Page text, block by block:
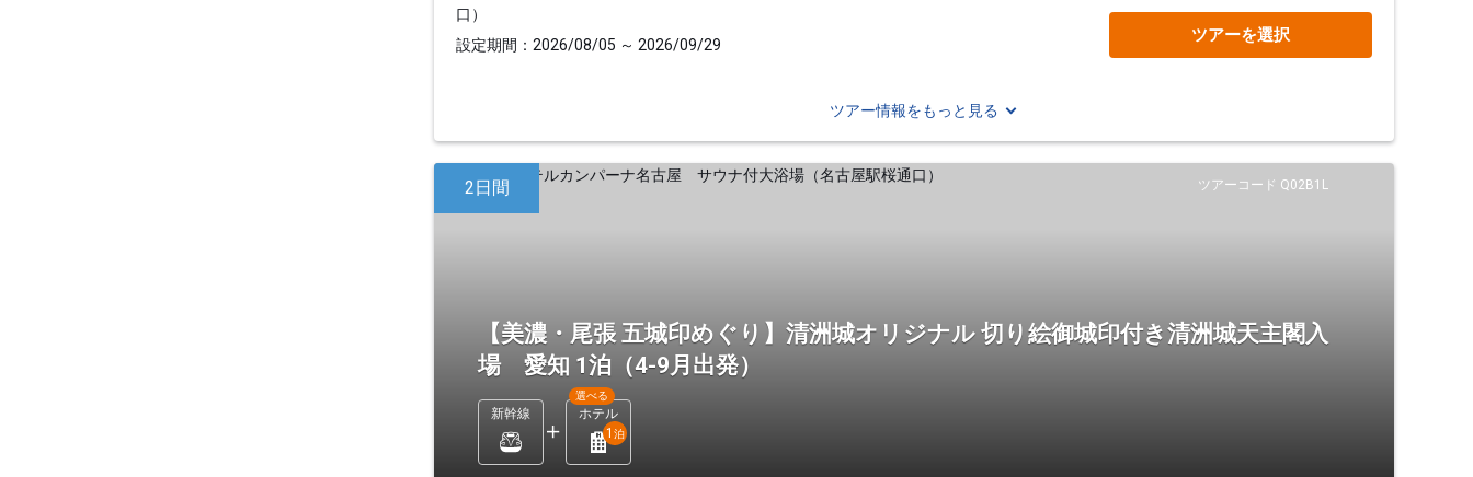
口）
設定期間：2026/08/05 ～ 2026/09/29
ツアーを選択
ツアー情報をもっと見る
ツアーコード Q02B1L
2日間
【美濃・尾張 五城印めぐり】清洲城オリジナル 切り絵御城印付き清洲城天主閣入
場 愛知 1泊（4-9月出発）
新幹線 ホテル
選べる
1 泊